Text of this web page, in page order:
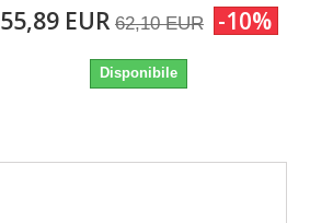
55,89 EUR 62,10 EUR -10%
Disponibile